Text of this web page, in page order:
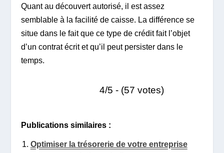
Quant au découvert autorisé, il est assez
semblable à la facilité de caisse. La différence se
situe dans le fait que ce type de crédit fait l’objet
d’un contrat écrit et qu’il peut persister dans le
temps.
4/5 - (57 votes)
Publications similaires :
Optimiser la trésorerie de votre entreprise